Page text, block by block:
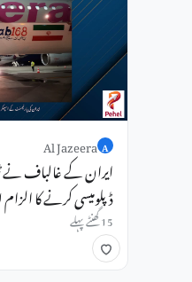
A
Al Jazeera
ایران کے غالباف
ڈپلومیسی کرنے کا الزام
15 گھنٹے پہلے